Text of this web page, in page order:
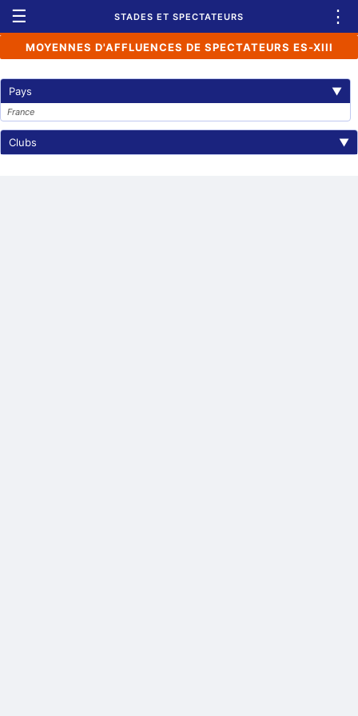
☰ STADES ET SPECTATEURS ⋮
MOYENNES D'AFFLUENCES DE SPECTATEURS ES-XIII
Pays ▼
France
Clubs ▼